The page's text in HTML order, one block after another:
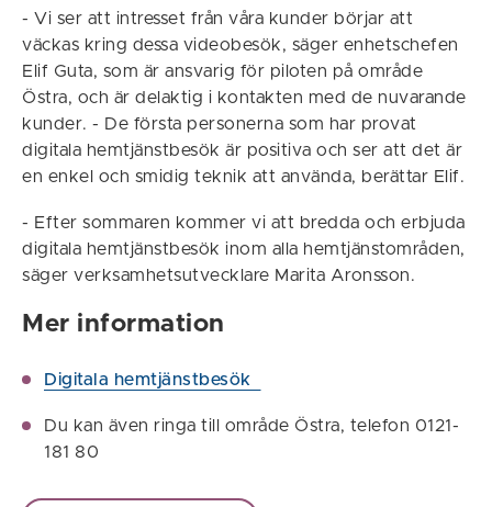
- Vi ser att intresset från våra kunder börjar att
väckas kring dessa videobesök, säger enhetschefen
Elif Guta, som är ansvarig för piloten på område
Östra, och är delaktig i kontakten med de nuvarande
kunder. - De första personerna som har provat
digitala hemtjänstbesök är positiva och ser att det är
en enkel och smidig teknik att använda, berättar Elif.
- Efter sommaren kommer vi att bredda och erbjuda
digitala hemtjänstbesök inom alla hemtjänstområden,
säger verksamhetsutvecklare Marita Aronsson.
Mer information
Digitala hemtjänstbesök
Du kan även ringa till område Östra, telefon 0121-
181 80